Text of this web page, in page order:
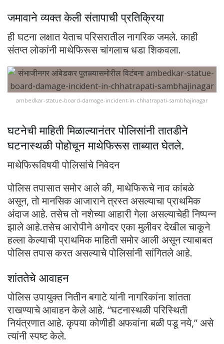
जमावाने व्यक्त केली संतापाची प्रतिक्रिया
ही घटना लक्षात येताच परिसरातील नागरिक जमले. काही
संतप्त लोकांनी माथेफिरूस चांगलाच धडा शिकवला.
ambedkar-statue-board-damage-incident-in-chhatrapati-sambhajinagar
घटनेची माहिती मिळाल्यानंतर पोलिसांनी तातडीने
घटनास्थळी पोहोचून माथेफिरूस ताब्यात घेतले.
माथेफिरूविषयी पोलिसांचे निवेदन
पोलिस तपासात समोर आले की, माथेफिरूचे नाव कांबळे
असून, तो मानसिक आजाराने त्रस्त असल्याचा प्राथमिक
अंदाज आहे. तसेच तो नशेच्या आहारी गेला असल्याचेही निष्पन्न
झाले आहे.तसेच आरोपीने अगोदर एका मुलीवर देखील चाकूने
हल्ला केल्याची प्राथमिक माहिती समोर आली असून त्याबाबत
पोलिस तपास करत असल्याचे पोलिसांनी सांगितले आहे.
शांततेचे आवाहन
पोलिस उपायुक्त नितीन बगाटे यांनी नागरिकांना शांतता
राखण्याचे आवाहन केले आहे. “घटनास्थळी परिस्थिती
नियंत्रणात आहे. कृपया कोणीही अफवांना बळी पडू नये,” असे
त्यांनी स्पष्ट केले.